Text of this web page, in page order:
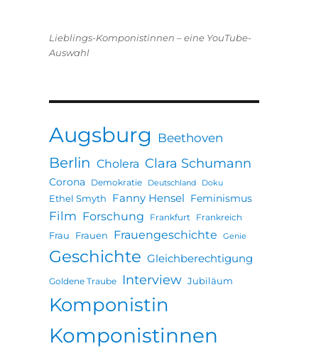
Lieblings-Komponistinnen – eine YouTube-
Auswahl
Augsburg Beethoven
Berlin Cholera Clara Schumann
Corona Demokratie Deutschland Doku
Ethel Smyth Fanny Hensel Feminismus
Film Forschung Frankfurt Frankreich
Frau Frauen Frauengeschichte Genie
Geschichte Gleichberechtigung
Goldene Traube Interview Jubiläum
Komponistin
Komponistinnen